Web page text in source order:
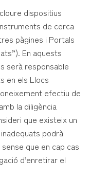
dispositius
de cerca
pàgines i Portals
En aquests
serà responsable
en els Llocs
efectiu de
la diligència
que existeix un
podrà
que en cap cas
d’enretirar el